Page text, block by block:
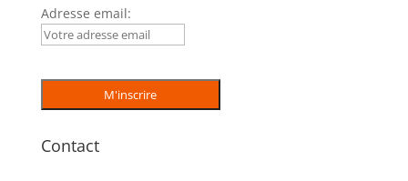
Adresse email:
Contact